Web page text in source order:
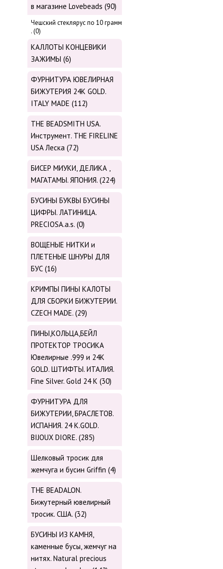
в магазине Lovebeads (90)
Чешский стеклярус по 10 грамм
. (0)
КАЛЛОТЫ КОНЦЕВИКИ
ЗАЖИМЫ (6)
ФУРНИТУРА ЮВЕЛИРНАЯ
БИЖУТЕРИЯ 24К GOLD.
ITALY MADE (112)
THE BEADSMITH USA.
Инструмент. THE FIRELINE
USA Леска (72)
БИСЕР МИУКИ, ДЕЛИКА ,
МАГАТАМЫ. ЯПОНИЯ. (224)
БУСИНЫ БУКВЫ БУСИНЫ
ЦИФРЫ. ЛАТИНИЦА.
PRECIOSA.a.s. (0)
ВОЩЕНЫЕ НИТКИ и
ПЛЕТЕНЫЕ ШНУРЫ ДЛЯ
БУС (16)
КРИМПЫ ПИНЫ КАЛОТЫ
ДЛЯ СБОРКИ БИЖУТЕРИИ.
CZECH MADE. (29)
ПИНЫ,КОЛЬЦА,БЕЙЛ
ПРОТЕКТОР ТРОСИКА
Ювелирные .999 и 24К
GOLD. ШТИФТЫ. ИТАЛИЯ.
Fine Silver. Gold 24 K (30)
ФУРНИТУРА ДЛЯ
БИЖУТЕРИИ, БРАСЛЕТОВ.
ИСПАНИЯ. 24 K.GOLD.
BIJOUX DIORE. (285)
Шелковый тросик для
жемчуга и бусин Griffin (4)
THE BEADALON.
Бижутерный ювелирный
тросик. США. (32)
БУСИНЫ ИЗ КАМНЯ,
каменные бусы, жемчуг на
нитях. Natural precious